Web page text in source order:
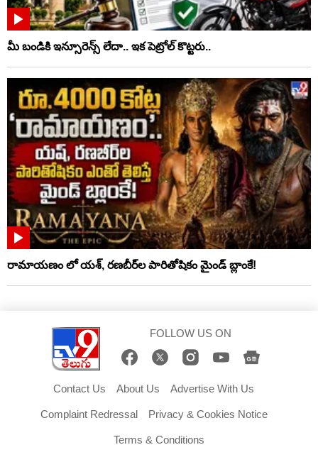
మీ బండికి ఇన్సూరెన్స్ లేదా.. ఇక పెట్రోల్ కొట్టరు..
రామాయణం లో యశ్, రణబీర్‌ల పారితోషికం మైండ్‌ బ్లాంకే!
FOLLOW US ON
Contact Us About Us Advertise With Us
Complaint Redressal Privacy & Cookies Notice
Terms & Conditions